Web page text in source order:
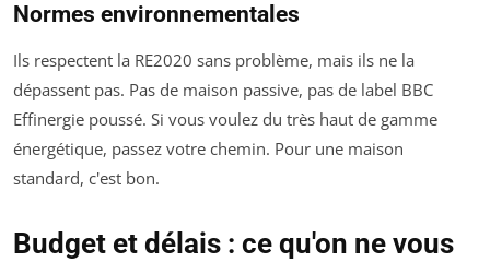
Normes environnementales
Ils respectent la RE2020 sans problème, mais ils ne la
dépassent pas. Pas de maison passive, pas de label BBC
Effinergie poussé. Si vous voulez du très haut de gamme
énergétique, passez votre chemin. Pour une maison
standard, c'est bon.
Budget et délais : ce qu'on ne vous